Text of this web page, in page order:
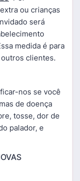
ou crianças
será
medida é para
clientes.
nos se você
de doença
tosse, dor de
palador, e